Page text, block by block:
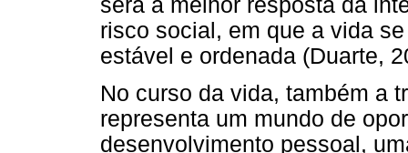
risco social, em que a vida
estável e ordenada (Duarte,
No curso da vida, também a
representa um mundo de
desenvolvimento pessoal,